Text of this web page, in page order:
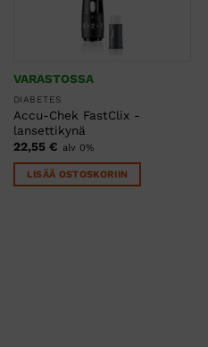
VARASTOSSA
DIABETES
Accu-Chek FastClix -
lansettikynä
22,55 € alv 0%
LISÄÄ OSTOSKORIIN